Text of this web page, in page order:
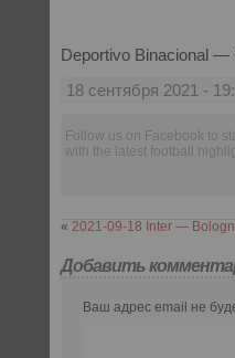
Deportivo Binacional
18 сентября 2021 -
Follow us on Facebook to
with the latest football
« 2021-09-18 Inter —
Добавить
Ваш адрес email не